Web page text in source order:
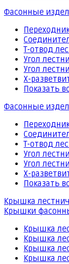
Фасонные
Т-отвод
Угол
Угол
Х-
Показать
Фасонные
Т-отвод
Угол
Угол
Х-
Показать
Крышка
Крышки
Крышка
Крышка
Крышка
Крышка